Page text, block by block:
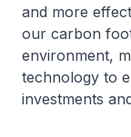
and more
our carbon
environment,
technology to
investments